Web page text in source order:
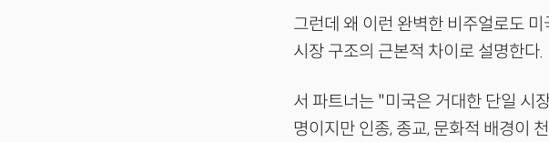
그런데 왜 이런 완벽한 비주얼로도
시장 구조의 근본적 차이로 설명한다
서 파트너는 "미국은 거대한 단일 시
명이지만 인종, 종교, 문화적 배경이